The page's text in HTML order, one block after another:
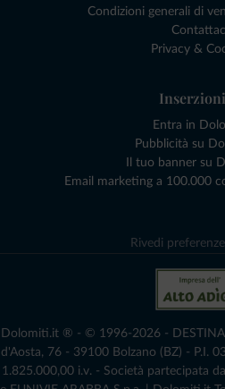
Condizioni generali di
Privacy &
Entra in
Pubblicità su
Il tuo banner su
Email marketing a 100.000
Rivedi
Dolomiti.it ® - © 1996-2026 -
d'Aosta, 76 - 39100 Bolzano (BZ) - P.I.
1.825.000,00 i.v. - Società partecipata